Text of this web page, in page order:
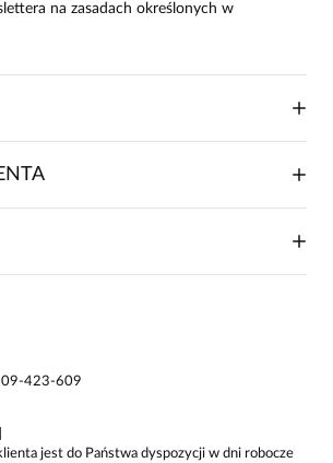
na zasadach określonych w
423-609
jest do Państwa dyspozycji w dni robocze